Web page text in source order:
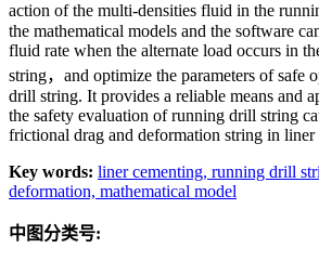
action of the multi-densities fluid in the
the mathematical models and the software
fluid rate when the alternate load occurs in
string，and optimize the parameters of safe
drill string. It provides a reliable means and
the safety evaluation of running drill string
frictional drag and deformation string in liner
Key words: liner cementing, running drill
deformation, mathematical model
中图分类号: